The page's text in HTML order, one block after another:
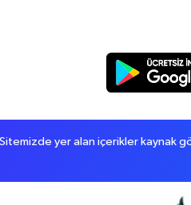
yer alan içerikler kaynak